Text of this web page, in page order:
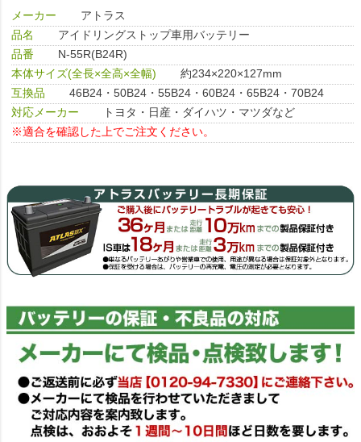
メーカー
アトラス
品名
アイドリングストップ車用バッテリー
品番
N-55R(B24R)
本体サイズ(全長×全高×全幅)
約234×220×127mm
互換品
46B24・50B24・55B24・60B24・65B24・70B24
対応メーカー
トヨタ・日産・ダイハツ・マツダなど
※適合を確認した上でご注文ください。